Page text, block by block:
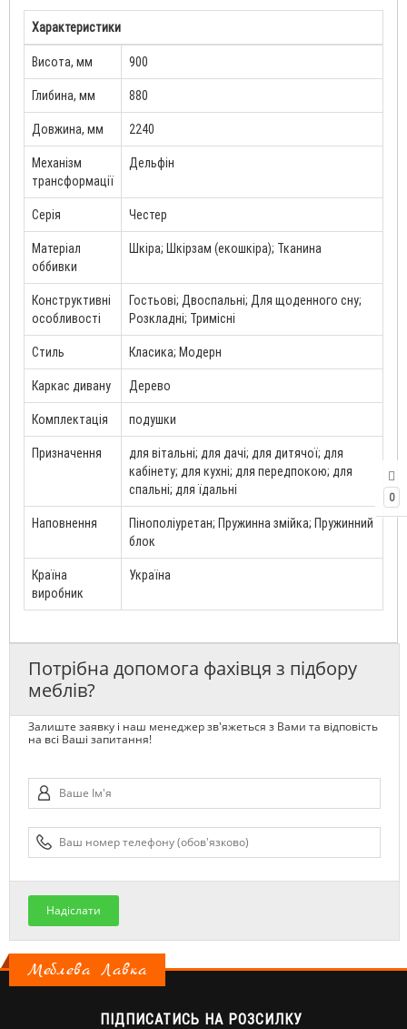
0
Характеристики
Висота, мм 900
Глибина, мм 880
Довжина, мм 2240
Механізм
трансформації
Дельфін
Серія Честер
Матеріал
оббивки
Шкіра; Шкірзам (екошкіра); Тканина
Конструктивні
особливості
Гостьові; Двоспальні; Для щоденного сну;
Розкладні; Тримісні
Стиль Класика; Модерн
Каркас дивану Дерево
Комплектація подушки
Призначення
для вітальні; для дачі; для дитячої; для
кабінету; для кухні; для передпокою; для
спальні; для їдальні
Наповнення
Пінополіуретан; Пружинна змійка; Пружинний
блок
Країна
виробник
Україна
Потрібна допомога фахівця з підбору
меблів?
Залиште заявку і наш менеджер зв'яжеться з Вами та відповість
на всі Ваші запитання!
Надіслати
Меблева Лавка
ПІДПИСАТИСЬ НА РОЗСИЛКУ